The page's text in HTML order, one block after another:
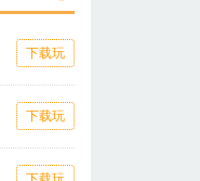
下载玩
下载玩